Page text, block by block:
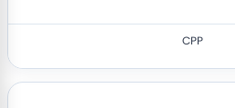
CPP